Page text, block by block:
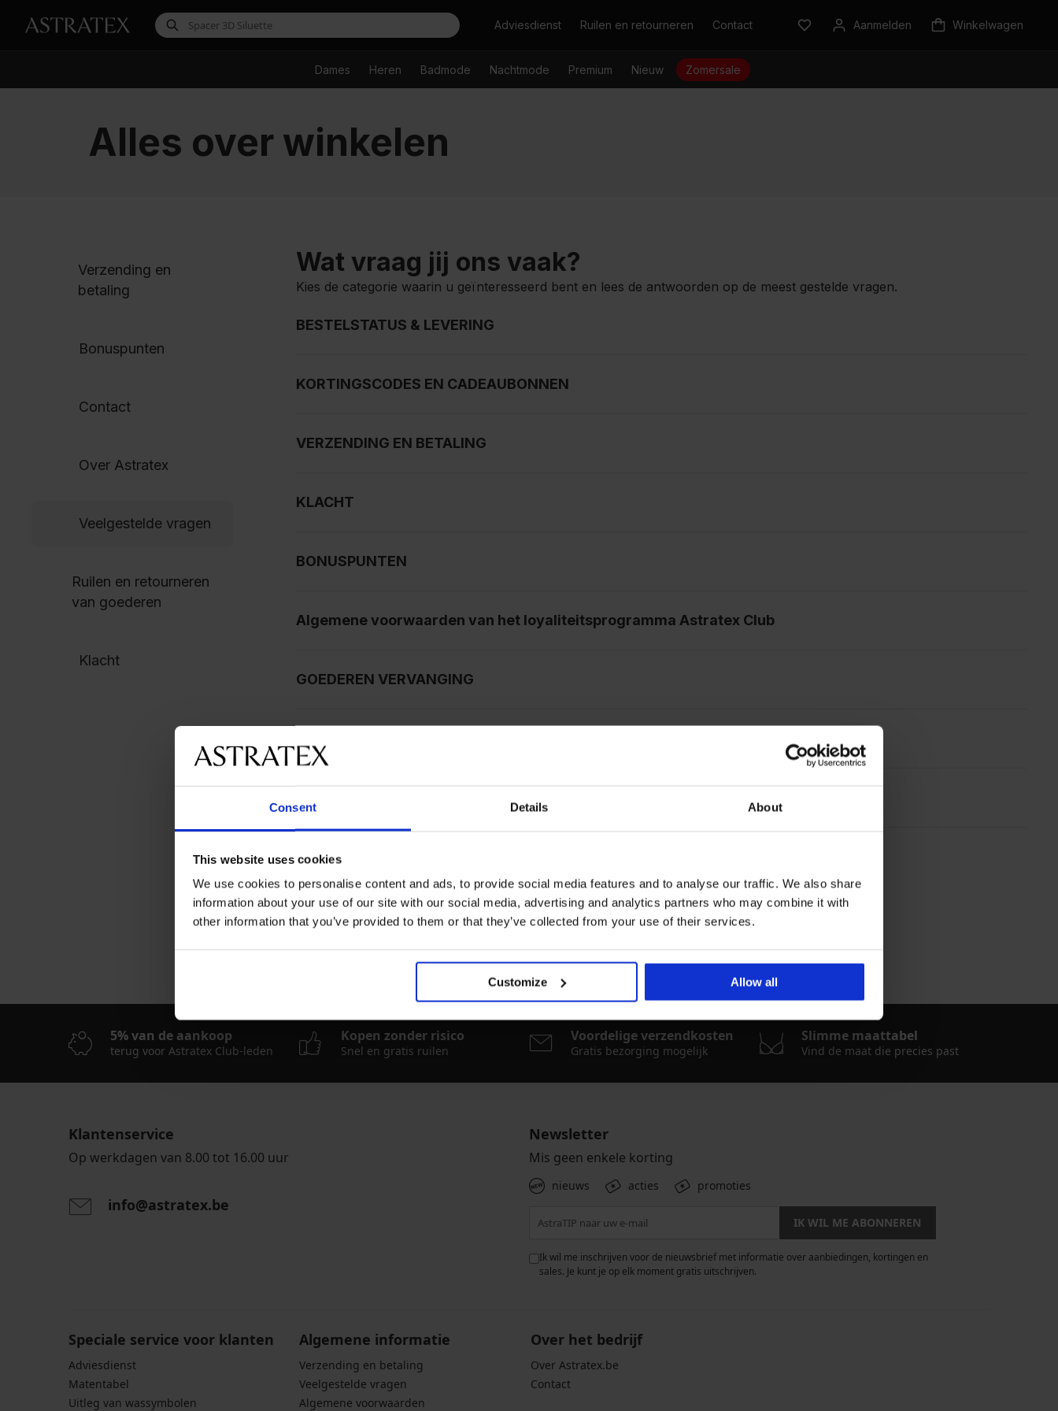
Consent Details About
This website uses cookies
We use cookies to personalise content and ads, to provide social media features and to analyse our traffic. We also share
information about your use of our site with our social media, advertising and analytics partners who may combine it with
other information that you’ve provided to them or that they’ve collected from your use of their services.
Customize Allow all
ZoekenAdviesdienst Ruilen en retourneren Contact Aanmelden Winkelwagen
Dames Heren Badmode Nachtmode Premium Nieuw Zomersale
Alles over winkelen
Verzending en
betaling
Bonuspunten
Contact
Over Astratex
Veelgestelde vragen
Ruilen en retourneren
van goederen
Klacht
Wat vraag jij ons vaak?
Kies de categorie waarin u geïnteresseerd bent en lees de antwoorden op de meest gestelde vragen.
BESTELSTATUS & LEVERING
KORTINGSCODES EN CADEAUBONNEN
VERZENDING EN BETALING
KLACHT
BONUSPUNTEN
Algemene voorwaarden van het loyaliteitsprogramma Astratex Club
GOEDEREN VERVANGING
Heeft u het antwoord op uw vraag niet gevonden?
Neem contact op met ons klantenservice via info@astratex.be
Wij helpen u graag elke werkdag van 08.00 tot 16.00 uur.
5% van de aankoop
terug voor Astratex Club-leden
Kopen zonder risico
Snel en gratis ruilen
Voordelige verzendkosten
Gratis bezorging mogelijk
Slimme maattabel
Vind de maat die precies past
Klantenservice
Op werkdagen van 8.00 tot 16.00 uur
info@astratex.be
Newsletter
Mis geen enkele korting
nieuws acties promoties
IK WIL ME ABONNEREN
Ik wil me inschrijven voor de nieuwsbrief met informatie over aanbiedingen, kortingen en
sales. Je kunt je op elk moment gratis uitschrijven.
Speciale service voor klanten
Adviesdienst
Matentabel
Uitleg van wassymbolen
Algemene informatie
Verzending en betaling
Veelgestelde vragen
Algemene voorwaarden
Over het bedrijf
Over Astratex.be
Contact